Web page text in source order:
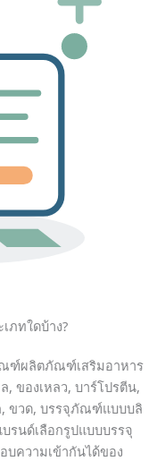
ภทใดบ้าง?
ณฑ์ผลิตภัณฑ์เสริมอาหาร
ของเหลว, บาร์โปรตีน,
, ขวด, บรรจุภัณฑ์แบบบลิ
รนด์เลือกรูปแบบบรรจุ
ความเข้ากันได้ของ